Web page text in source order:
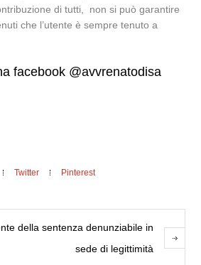
di tutti, non si può garantire
che l’utente è sempre tenuto a
facebook @avvrenatodisa
Twitter Pinterest
della sentenza denunziabile in
sede di legittimità